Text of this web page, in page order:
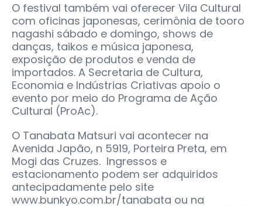
O festival também vai oferecer Vila Cultural
com oficinas japonesas, cerimônia de tooro
nagashi sábado e domingo, shows de
danças, taikos e música japonesa,
exposição de produtos e venda de
importados. A Secretaria de Cultura,
Economia e Indústrias Criativas apoio o
evento por meio do Programa de Ação
Cultural (ProAc).
O Tanabata Matsuri vai acontecer na
Avenida Japão, n 5919, Porteira Preta, em
Mogi das Cruzes. Ingressos e
estacionamento podem ser adquiridos
antecipadamente pelo site
www.bunkyo.com.br/tanabata ou na